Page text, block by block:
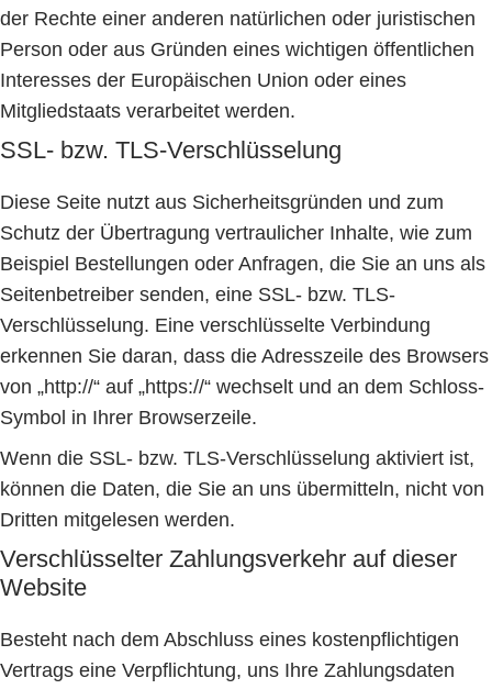
der Rechte einer anderen natürlichen oder juristischen
Person oder aus Gründen eines wichtigen öffentlichen
Interesses der Europäischen Union oder eines
Mitgliedstaats verarbeitet werden.
SSL- bzw. TLS-Verschlüsselung
Diese Seite nutzt aus Sicherheitsgründen und zum
Schutz der Übertragung vertraulicher Inhalte, wie zum
Beispiel Bestellungen oder Anfragen, die Sie an uns als
Seitenbetreiber senden, eine SSL- bzw. TLS-
Verschlüsselung. Eine verschlüsselte Verbindung
erkennen Sie daran, dass die Adresszeile des Browsers
von „http://“ auf „https://“ wechselt und an dem Schloss-
Symbol in Ihrer Browserzeile.
Wenn die SSL- bzw. TLS-Verschlüsselung aktiviert ist,
können die Daten, die Sie an uns übermitteln, nicht von
Dritten mitgelesen werden.
Verschlüsselter Zahlungsverkehr auf dieser
Website
Besteht nach dem Abschluss eines kostenpflichtigen
Vertrags eine Verpflichtung, uns Ihre Zahlungsdaten